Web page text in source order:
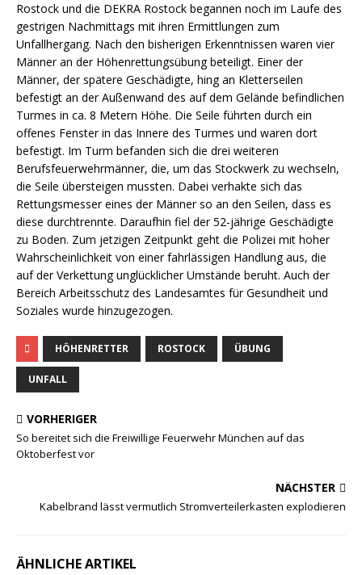
Rostock und die DEKRA Rostock begannen noch im Laufe des
gestrigen Nachmittags mit ihren Ermittlungen zum
Unfallhergang. Nach den bisherigen Erkenntnissen waren vier
Männer an der Höhenrettungsübung beteiligt. Einer der
Männer, der spätere Geschädigte, hing an Kletterseilen
befestigt an der Außenwand des auf dem Gelände befindlichen
Turmes in ca. 8 Metern Höhe. Die Seile führten durch ein
offenes Fenster in das Innere des Turmes und waren dort
befestigt. Im Turm befanden sich die drei weiteren
Berufsfeuerwehrmänner, die, um das Stockwerk zu wechseln,
die Seile übersteigen mussten. Dabei verhakte sich das
Rettungsmesser eines der Männer so an den Seilen, dass es
diese durchtrennte. Daraufhin fiel der 52-jährige Geschädigte
zu Boden. Zum jetzigen Zeitpunkt geht die Polizei mit hoher
Wahrscheinlichkeit von einer fahrlässigen Handlung aus, die
auf der Verkettung unglücklicher Umstände beruht. Auch der
Bereich Arbeitsschutz des Landesamtes für Gesundheit und
Soziales wurde hinzugezogen.
HÖHENRETTER ROSTOCK ÜBUNG
UNFALL
VORHERIGER
So bereitet sich die Freiwillige Feuerwehr München auf das
Oktoberfest vor
NÄCHSTER
Kabelbrand lässt vermutlich Stromverteilerkasten explodieren
ÄHNLICHE ARTIKEL